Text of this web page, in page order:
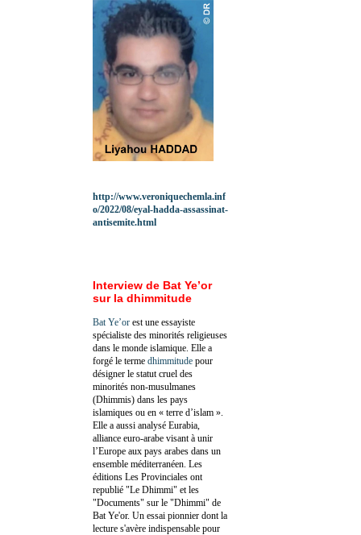
http://www.veroniquechemla.inf
o/2022/08/eyal-hadda-assassinat-
antisemite.html
Interview de Bat Ye’or
sur la dhimmitude
Bat Ye’or est une essayiste
spécialiste des minorités religieuses
dans le monde islamique. Elle a
forgé le terme dhimmitude pour
désigner le statut cruel des
minorités non-musulmanes
(Dhimmis) dans les pays
islamiques ou en « terre d’islam ».
Elle a aussi analysé Eurabia,
alliance euro-arabe visant à unir
l’Europe aux pays arabes dans un
ensemble méditerranéen. Les
éditions Les Provinciales ont
republié "Le Dhimmi" et les
"Documents" sur le "Dhimmi" de
Bat Ye'or. Un essai pionnier dont la
lecture s'avère indispensable pour